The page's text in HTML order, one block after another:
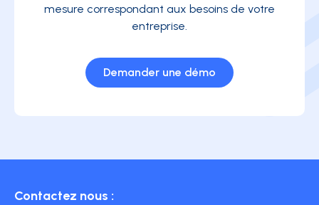
mesure correspondant aux besoins de votre
entreprise.
Demander une démo
Contactez nous :